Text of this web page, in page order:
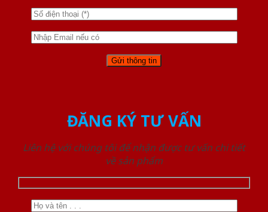
ĐĂNG KÝ TƯ VẤN
Liên hệ với chúng tôi để nhận được tư vấn chi tiết
về sản phẩm